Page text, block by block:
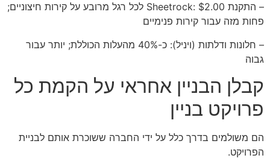
– התקנת Sheetrock: $2.00 לכל רגל מרובע על קירות חיצוניים;
פחות מזה עבור קירות פנימיים
– חלונות ודלתות (ויניל): כ-40% מהעלות הכוללת; יותר עבור
גבוה
קבלן הבניין אחראי על הקמת כל
פרויקט בניין
הם משולמים בדרך כלל על ידי החברה ששוכרת אותם לבניית
הפרויקט.